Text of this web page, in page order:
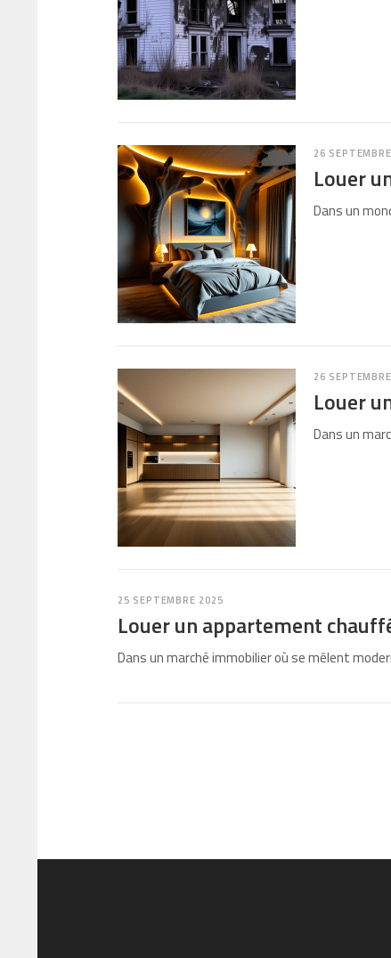
26
Louer
Dans un
26
Louer
Dans un
25 SEPTEMBRE 2025
Louer un appartement
Dans un marché immobilier où se mêlent